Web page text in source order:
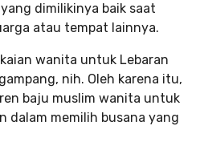
dimilikinya baik saat
atau tempat lainnya.
wanita untuk Lebaran
nih. Oleh karena itu,
baju muslim wanita untuk
dalam memilih busana yang